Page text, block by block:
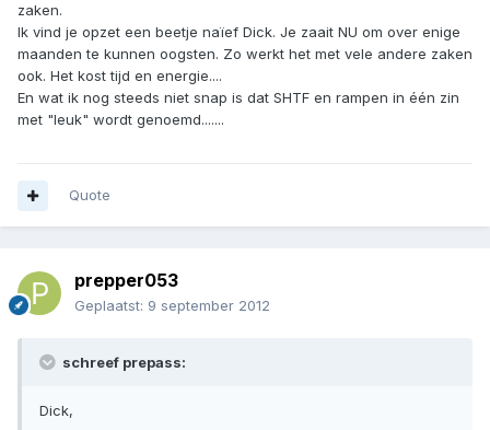
zaken.
Ik vind je opzet een beetje naïef Dick. Je zaait NU om over enige
maanden te kunnen oogsten. Zo werkt het met vele andere zaken
ook. Het kost tijd en energie....
En wat ik nog steeds niet snap is dat SHTF en rampen in één zin
met "leuk" wordt genoemd.......
Quote
prepper053
Geplaatst: 9 september 2012
schreef prepass:
Dick,